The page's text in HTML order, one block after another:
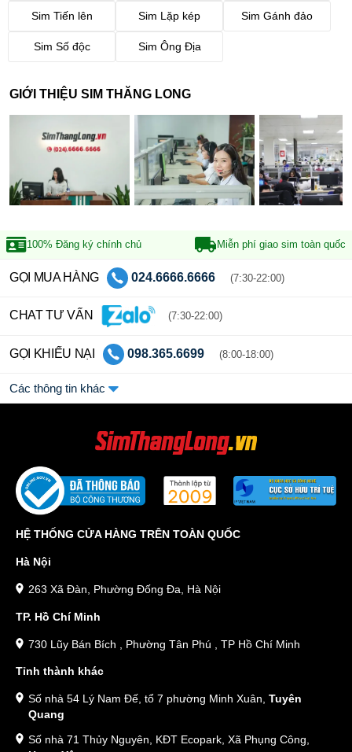
Sim Tiến lên Sim Lặp kép Sim Gánh đảo
Sim Số độc Sim Ông Địa
GIỚI THIỆU SIM THĂNG LONG
100% Đăng ký chính chủ Miễn phí giao sim toàn quốc
GỌI MUA HÀNG 024.6666.6666 (7:30-22:00)
CHAT TƯ VẤN (7:30-22:00)
GỌI KHIẾU NẠI 098.365.6699 (8:00-18:00)
Các thông tin khác
HỆ THỐNG CỬA HÀNG TRÊN TOÀN QUỐC
Hà Nội
263 Xã Đàn, Phường Đống Đa, Hà Nội
TP. Hồ Chí Minh
730 Lũy Bán Bích , Phường Tân Phú , TP Hồ Chí Minh
Tỉnh thành khác
Số nhà 54 Lý Nam Đế, tổ 7 phường Minh Xuân, Tuyên
Quang
Số nhà 71 Thủy Nguyên, KĐT Ecopark, Xã Phụng Công,